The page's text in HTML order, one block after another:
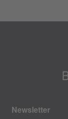
Newsletter